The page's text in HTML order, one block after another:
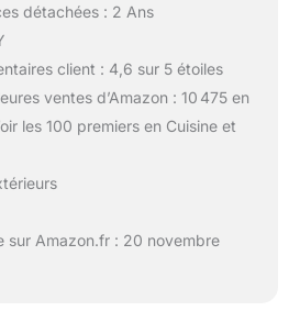
détachées : 2 Ans
client : 4,6 sur 5 étoiles
ventes d’Amazon : 10 475 en
les 100 premiers en Cuisine et
sur Amazon.fr : 20 novembre